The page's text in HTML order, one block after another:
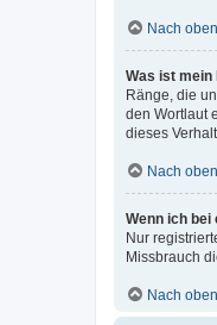
Nach oben
Was ist mein
Ränge, die
den Wortlaut
dieses
Nach oben
Wenn ich bei
Nur
Missbrauch
Nach oben